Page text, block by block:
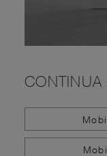
CONTINUA